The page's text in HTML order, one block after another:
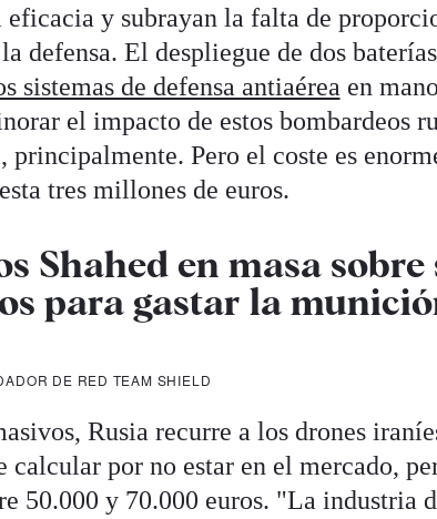
eficacia y subrayan la falta de
defensa. El despliegue de dos
sistemas de defensa antiaéreaen
el impacto de estos bombardeos
principalmente. Pero el coste es
tres millones de euros.
Shahed en masa sobre
para gastar la
DE RED TEAM SHIELD
Rusia recurre a los drones
por no estar en el mercado,
50.000 y 70.000 euros. "La industria